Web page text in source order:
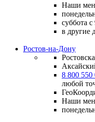
Наши
суббота
в другие
Ростов-на-Дону
8 800 550
любой
Наши